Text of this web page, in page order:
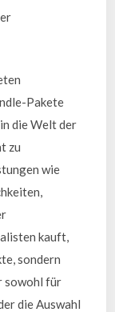
Pakete
die Welt der
zu
wie
kauft,
sondern
sowohl für
die Auswahl